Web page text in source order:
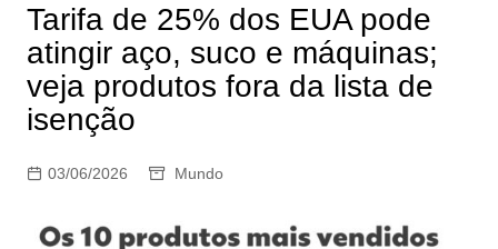
Tarifa de 25% dos EUA pode
atingir aço, suco e máquinas;
veja produtos fora da lista de
isenção
03/06/2026 Mundo